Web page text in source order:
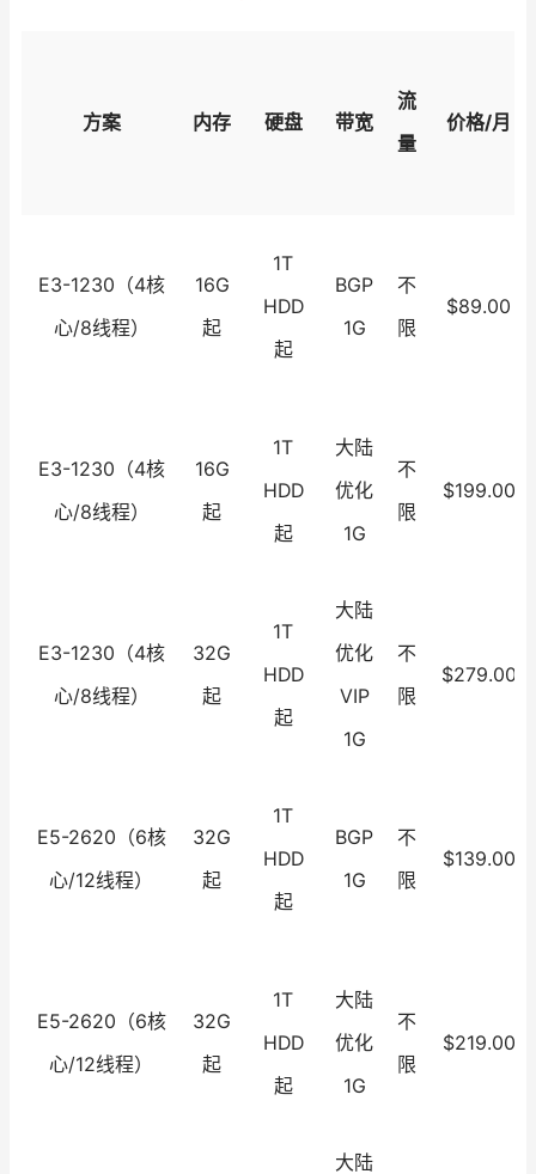
方案 内存 硬盘 带宽
流
量
价格/月
E3-1230（4核
心/8线程）
16G
起
1T
HDD
起
BGP
1G
不
限
$89.00
E3-1230（4核
心/8线程）
16G
起
1T
HDD
起
大陆
优化
1G
不
限
$199.00
E3-1230（4核
心/8线程）
32G
起
1T
HDD
起
大陆
优化
VIP
1G
不
限
$279.00
E5-2620（6核
心/12线程）
32G
起
1T
HDD
起
BGP
1G
不
限
$139.00
E5-2620（6核
心/12线程）
32G
起
1T
HDD
起
大陆
优化
1G
不
限
$219.00
大陆